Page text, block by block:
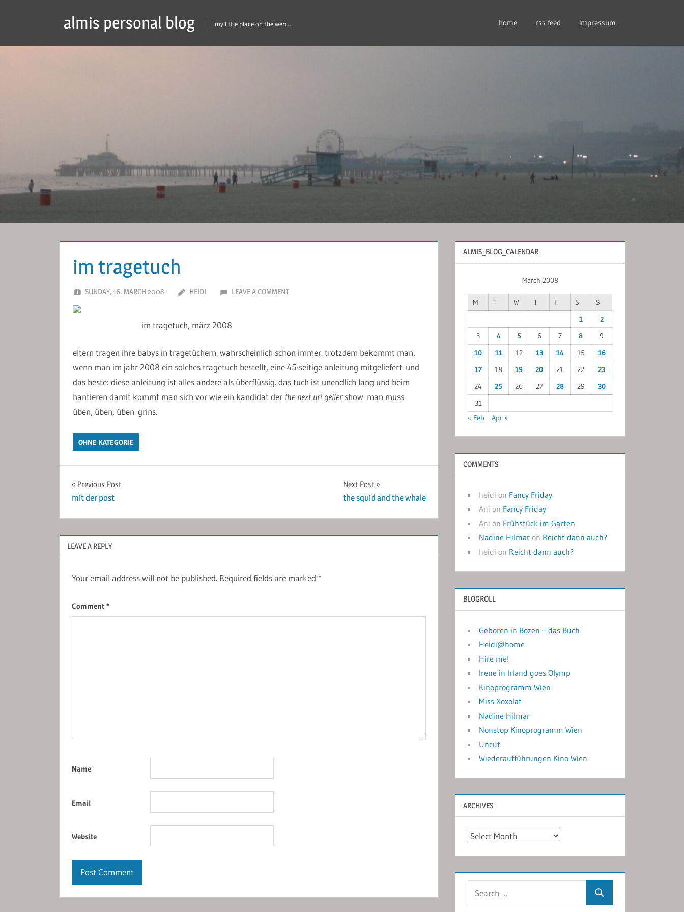
almis personal blog my little place on the web… home rss feed impressum
im tragetuch
SUNDAY, 16. MARCH 2008 HEIDI LEAVE A COMMENT
im tragetuch, märz 2008
eltern tragen ihre babys in tragetüchern. wahrscheinlich schon immer. trotzdem bekommt man,
wenn man im jahr 2008 ein solches tragetuch bestellt, eine 45-seitige anleitung mitgeliefert. und
das beste: diese anleitung ist alles andere als überflüssig. das tuch ist unendlich lang und beim
hantieren damit kommt man sich vor wie ein kandidat der the next uri gellershow. man muss
üben, üben, üben. grins.
OHNE KATEGORIE
Post
navigation
Previous Post
mit der post
Next Post
the squid and the whale
LEAVE A REPLY
Your email address will not be published. Required fields are marked *
Comment *
Name
Email
Website
ALMIS_BLOG_CALENDAR
March 2008
M T W T F S
S
1
2
3
4 5 6 7 8
9
10
11 12 13 14 15
16
17
18 19 20 21 22
23
24
25 26 27 28 29
30
31
« Feb
Apr »
COMMENTS
heidi on Fancy Friday
Ani on Fancy Friday
Ani on Frühstück im Garten
Nadine Hilmar on Reicht dann auch?
heidi on Reicht dann auch?
BLOGROLL
Geboren in Bozen – das Buch
Heidi@home
Hire me!
Irene in Irland goes Olymp
Kinoprogramm Wien
Miss Xoxolat
Nadine Hilmar
Nonstop Kinoprogramm Wien
Uncut
Wiederaufführungen Kino Wien
ARCHIVES
Archives
Search